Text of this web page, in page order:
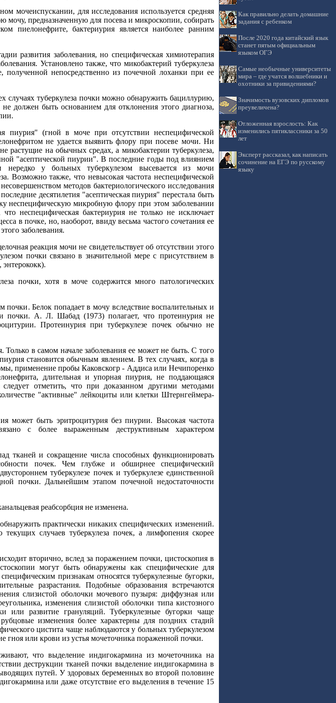
мочеиспускании, для исследования используется средняя
мочу, предназначенную для посева и микроскопии, собирать
пиелонефрите, бактериурия является наиболее ранним
развития заболевания, но специфическая химиотерапия
Установлено также, что микобактерий туберкулеза
непосредственно из почечной лоханки при ее
случаях туберкулеза почки можно обнаружить бациллурию,
должен быть основанием для отклонения этого диагноза,
пиурия" (гной в моче при отсутствии неспецифической
не удается выявить флору при посеве мочи. Ни
на обычных средах, а микобактерии туберкулеза,
"асептической пиурии". В последние годы под влиянием
нередко у больных туберкулезом высевается из мочи
Возможно также, что невысокая частота неспецифической
методов бактериологического исследования
десятилетия "асептическая пиурия" перестала быть
неспецифическую микробную флору при этом заболевании
неспецифическая бактериурия не только не исключает
в почке, но, наоборот, ввиду весьма частого сочетания ее
заболевания.
реакция мочи не свидетельствует об отсутствии этого
почки связано в значительной мере с присутствием в
почки, хотя в моче содержится много патологических
почки. Белок попадает в мочу вследствие воспалительных и
почки. А. Л. Шабад (1973) полагает, что протеинурия не
Протеинурия при туберкулезе почек обычно не
в самом начале заболевания ее может не быть. С того
становится обычным явлением. В тех случаях, когда в
применение пробы Каковскогр - Аддиса или Нечипоренко
длительная и упорная пиурия, не поддающаяся
отметить, что при доказанном другими методами
"активные" лейкоциты или клетки Штернгеймера-
может быть эритроцитурия без пиурии. Высокая частота
с более выраженным деструктивным характером
тканей и сокращение числа способных функционировать
почек. Чем глубже и обширнее специфический
туберкулезе почек и туберкулезе единственной
почки. Дальнейшим этапом почечной недостаточности
реабсорбция не изменена.
практически никаких специфических изменений.
случаев туберкулеза почек, а лимфопения скорее
вторично, вслед за поражением почки, цистоскопия в
могут быть обнаружены как специфические для
признакам относятся туберкулезные бугорки,
разрастания. Подобные образования встречаются
слизистой оболочки мочевого пузыря: диффузная или
изменения слизистой оболочки типа кистозного
или развитие грануляций. Туберкулезные бугорки чаще
изменения более характерны для поздних стадий
цистита чаще наблюдаются у больных туберкулезом
гноя или крови из устья мочеточника пораженной почки.
что выделение индигокармина из мочеточника на
деструкции тканей почки выделение индигокармина в
путей. У здоровых беременных во второй половине
или даже отсутствие его выделения в течение 15
Как правильно делать домашние
задания с ребенком
После 2020 года китайский язык
станет пятым официальным
языком ОГЭ
Самые необычные университеты
мира – где учатся волшебники и
охотники за привидениями?
Значимость вузовских дипломов
преувеличена?
Отложенная взрослость: Как
изменились пятиклассники за 50
лет
Эксперт рассказал, как написать
сочинение на ЕГЭ по русскому
языку